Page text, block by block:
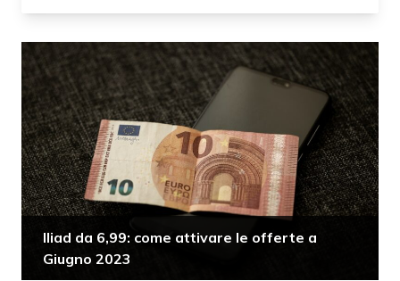
Iliad da 6,99: come attivare le offerte a
Giugno 2023